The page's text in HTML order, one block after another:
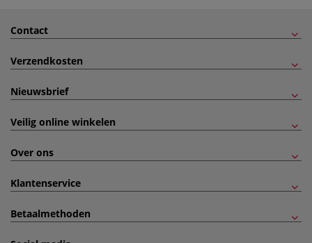
Contact
Verzendkosten
Nieuwsbrief
Veilig online winkelen
Over ons
Klantenservice
Betaalmethoden